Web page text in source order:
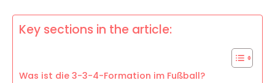
Key sections in the article:
Was ist die 3-3-4-Formation im Fußball?